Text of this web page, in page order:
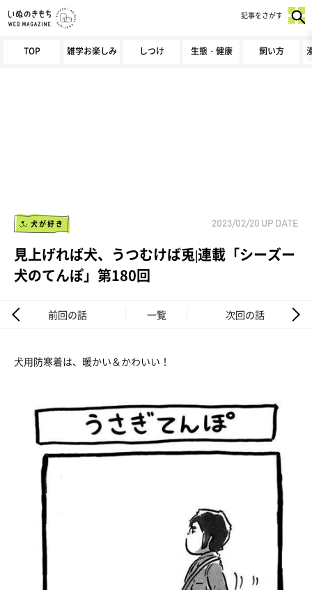
TOP 雑学お楽しみ しつけ 生態・健康 飼い方
記事をさがす
犬が好き 2023/02/20 UP DATE
見上げれば犬、うつむけば兎|連載「シーズー
犬のてんぽ」第180回
前回の話 一覧 次回の話
犬用防寒着は、暖かい＆かわいい！